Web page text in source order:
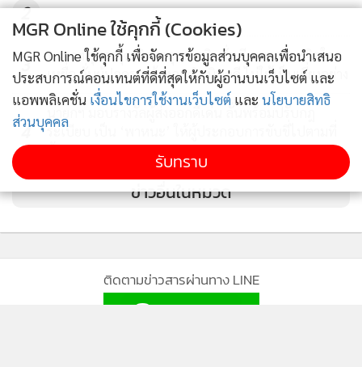
2
3
นายกฯ รุดลงจุดเกิดเหตุกราดยิง สั่งเยียวยาสภาพจิตใจ
เหยื่อ ลั่นผู้ปกครองต้องถูกดําเนินคดี ไม่ให้เป็นเยี่ยงอย่าง
4
ระเบียบ เป็น ‘พาหนะ’ ให้ผู้ประกอบการขับขี่ไปตามที่
ต้องการ
ข่าวอื่นในหมวด
ติดตามข่าวสารผ่านทาง LINE
MGR Online ใช้คุกกี้ (Cookies)
MGR Online ใช้คุกกี้ เพื่อจัดการข้อมูลส่วนบุคคลเพื่อนำเสนอ
ประสบการณ์คอนเทนต์ที่ดีที่สุดให้กับผู้อ่านบนเว็บไซต์ และ
แอพพลิเคชั่น เงื่อนไขการใช้งานเว็บไซต์ และ นโยบายสิทธิ
ส่วนบุคคล
รับทราบ